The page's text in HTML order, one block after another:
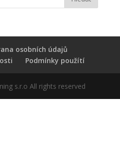
osobních údajů
Podmínky použítí
s.r.o All rights reserved